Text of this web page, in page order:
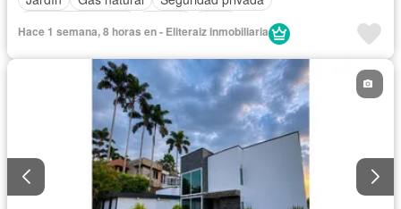
Hace 1 semana, 8 horas en - Eliteraiz inmobiliaria